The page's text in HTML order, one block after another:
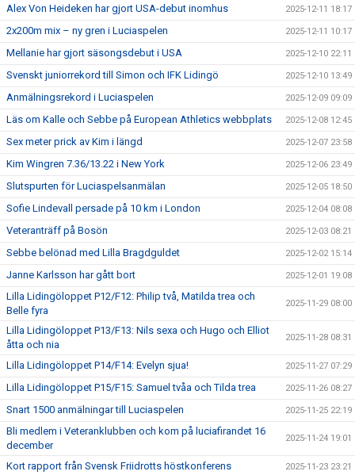
Alex Von Heideken har gjort USA-debut inomhus 2025-12-11 18:17
2x200m mix – ny gren i Luciaspelen 2025-12-11 10:17
Mellanie har gjort säsongsdebut i USA 2025-12-10 22:11
Svenskt juniorrekord till Simon och IFK Lidingö 2025-12-10 13:49
Anmälningsrekord i Luciaspelen 2025-12-09 09:09
Läs om Kalle och Sebbe på European Athletics webbplats 2025-12-08 12:45
Sex meter prick av Kim i längd 2025-12-07 23:58
Kim Wingren 7.36/13.22 i New York 2025-12-06 23:49
Slutspurten för Luciaspelsanmälan 2025-12-05 18:50
Sofie Lindevall persade på 10 km i London 2025-12-04 08:08
Veteranträff på Bosön 2025-12-03 08:21
Sebbe belönad med Lilla Bragdguldet 2025-12-02 15:14
Janne Karlsson har gått bort 2025-12-01 19:08
Lilla Lidingöloppet P12/F12: Philip två, Matilda trea och
Belle fyra
2025-11-29 08:00
Lilla Lidingöloppet P13/F13: Nils sexa och Hugo och Elliot
åtta och nia
2025-11-28 08:31
Lilla Lidingöloppet P14/F14: Evelyn sjua! 2025-11-27 07:29
Lilla Lidingöloppet P15/F15: Samuel tvåa och Tilda trea 2025-11-26 08:27
Snart 1500 anmälningar till Luciaspelen 2025-11-25 22:19
Bli medlem i Veteranklubben och kom på luciafirandet 16
december
2025-11-24 19:01
Kort rapport från Svensk Friidrotts höstkonferens 2025-11-23 23:21